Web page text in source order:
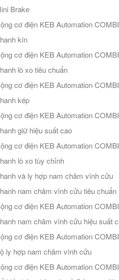
Brake
cơ điện KEB Automation
kín
cơ điện KEB Automation
lò xo tiêu chuẩn
cơ điện KEB Automation
kép
cơ điện KEB Automation
giữ hiệu suất cao
cơ điện KEB Automation
lò xo tùy chỉnh
và ly hợp nam châm vĩnh cửu
nam châm vĩnh cửu tiêu chuẩn
cơ điện KEB Automation
nam châm vĩnh cửu hiệu suất
cơ điện KEB Automation
ly hợp nam châm vĩnh cửu
cơ điện KEB Automation